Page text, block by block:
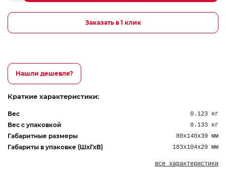
Заказать в 1 клик
Нашли дешевле?
Краткие характеристики:
Вес 0.123 кг
Вес с упаковкой 0.133 кг
Габаритные размеры 80х140х39 мм
Габариты в упаковке (ШхГхВ) 183х104х29 мм
все характеристики